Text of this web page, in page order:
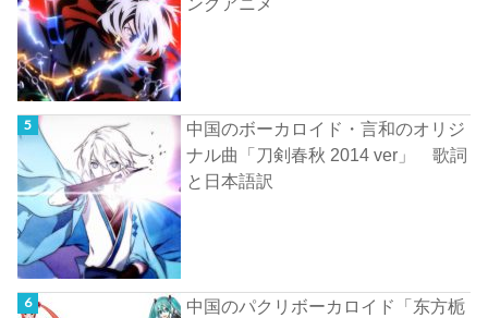
中国のボーカロイド・言和のオリジ
ナル曲「刀剣春秋 2014 ver」 歌詞
と日本語訳
中国のパクリボーカロイド「东方栀